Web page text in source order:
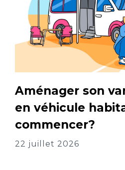
Aménager son
en véhicule
commencer?
22 juillet 2026